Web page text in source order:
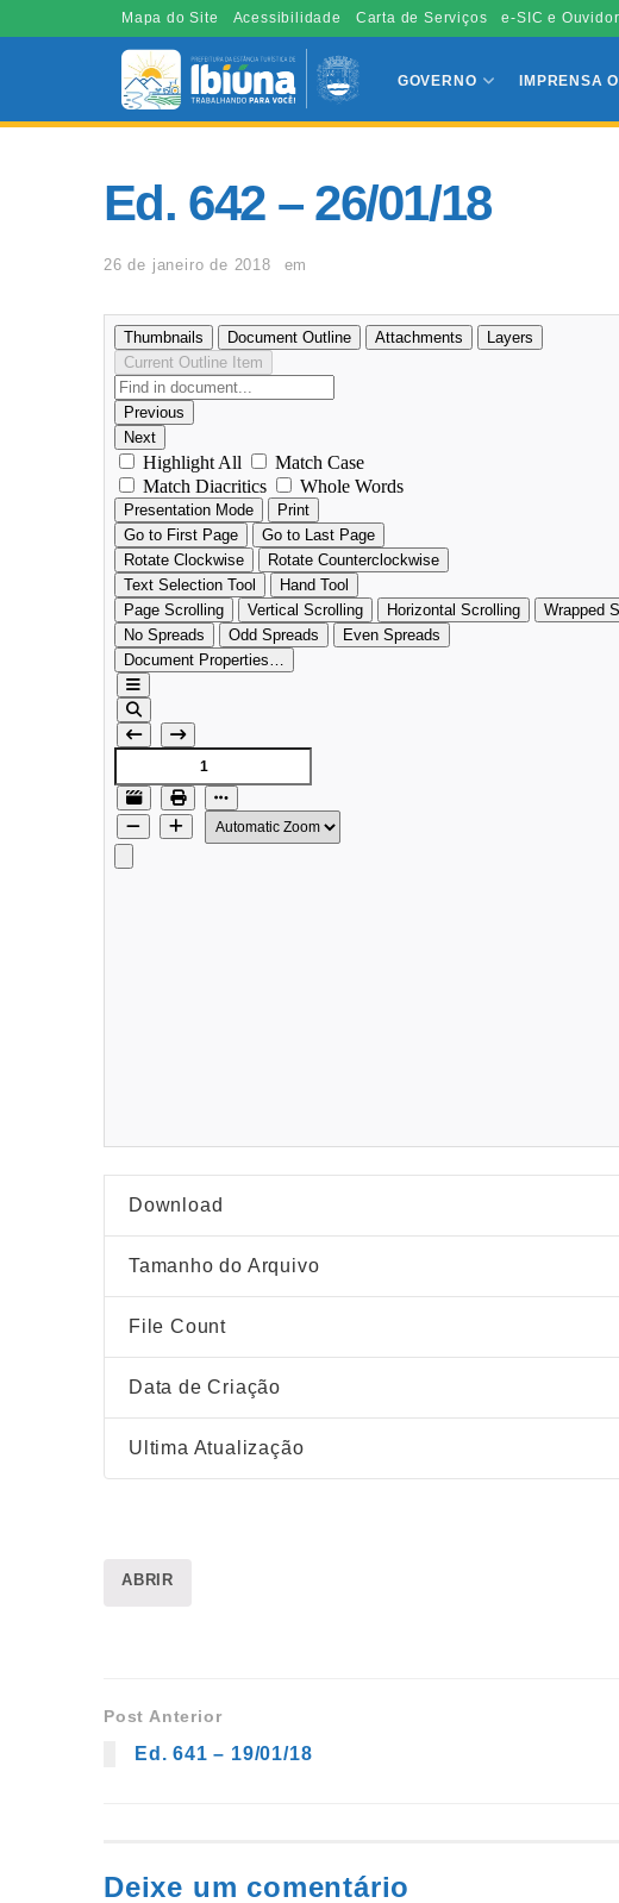
Mapa do Site Acessibilidade Carta de Serviços e-SIC e
GOVERNO IMPRENSA
Ed. 642 – 26/01/18
26 de janeiro de 2018 em
Download
Tamanho do Arquivo
File Count
Data de Criação
Ultima Atualização
ABRIR
Post Anterior
Ed. 641 – 19/01/18
Deixe um comentário